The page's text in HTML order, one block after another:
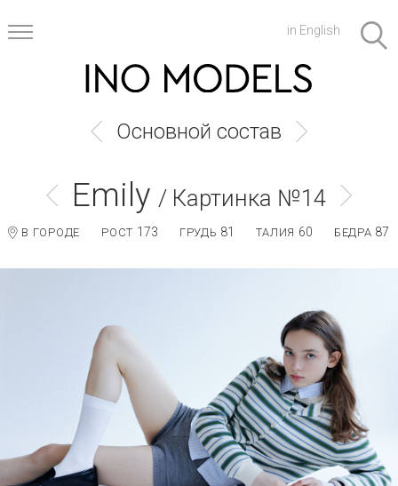
in English
Основной состав
Emily / Картинка №14
В ГОРОДЕ РОСТ 173 ГРУДЬ 81 ТАЛИЯ 60 БЕДРА 87